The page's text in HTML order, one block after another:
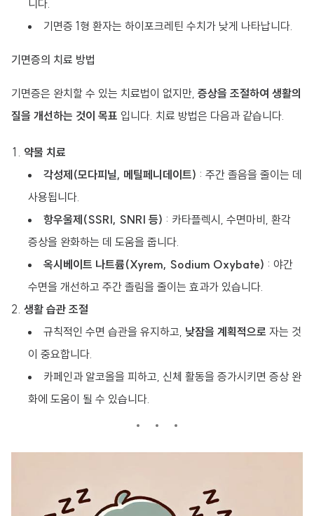
니다.
기면증 1형 환자는 하이포크레틴 수치가 낮게 나타납니다.
기면증의 치료 방법
기면증은 완치할 수 있는 치료법이 없지만, 증상을 조절하여 생활의
질을 개선하는 것이 목표 입니다. 치료 방법은 다음과 같습니다.
약물 치료
각성제(모다피닐, 메틸페니데이트) : 주간 졸음을 줄이는 데
사용됩니다.
항우울제(SSRI, SNRI 등) : 카타플렉시, 수면마비, 환각
증상을 완화하는 데 도움을 줍니다.
옥시베이트 나트륨(Xyrem, Sodium Oxybate) : 야간
수면을 개선하고 주간 졸림을 줄이는 효과가 있습니다.
생활 습관 조절
규칙적인 수면 습관을 유지하고, 낮잠을 계획적으로 자는 것
이 중요합니다.
카페인과 알코올을 피하고, 신체 활동을 증가시키면 증상 완
화에 도움이 될 수 있습니다.